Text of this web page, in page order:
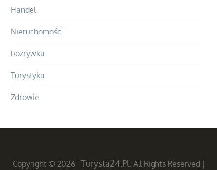
Handel
Nieruchomości
Rozrywka
Turystyka
Zdrowie
Copyright © 2026 Turysta24.pl . All Rights Reserved |